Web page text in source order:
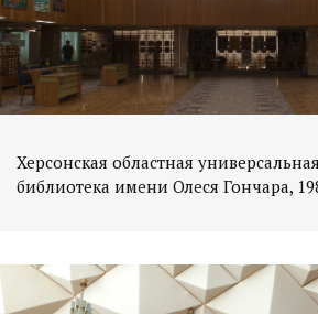
Херсонская областная
библиотека имени Олеся Гончара,